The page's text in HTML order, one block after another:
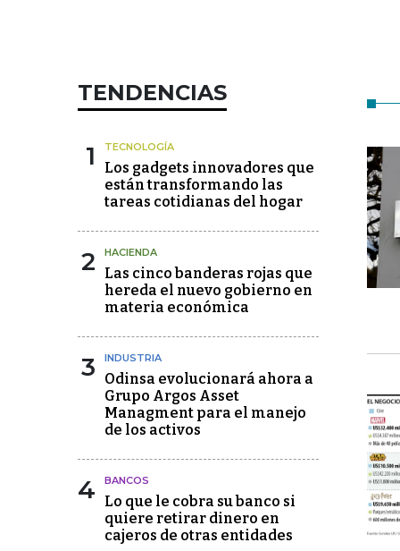
TENDENCIAS
1 TECNOLOGÍA
Los gadgets innovadores que
están transformando las
tareas cotidianas del hogar
2 HACIENDA
Las cinco banderas rojas que
hereda el nuevo gobierno en
materia económica
3 INDUSTRIA
Odinsa evolucionará ahora a
Grupo Argos Asset
Managment para el manejo
de los activos
4 BANCOS
Lo que le cobra su banco si
quiere retirar dinero en
cajeros de otras entidades